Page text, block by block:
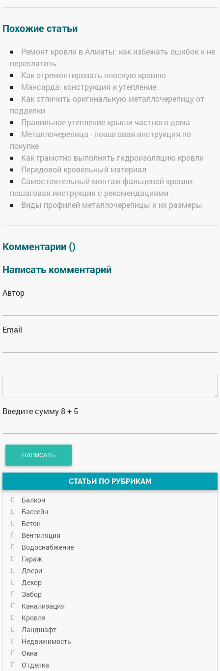
Похожие статьи
Ремонт кровли в Алматы: как избежать ошибок и не
переплатить
Как отремонтировать плоскую кровлю
Мансарда: конструкция и утепление
Как отличить оригинальную металлочерепицу от
подделки
Правильное утепление крыши частного дома
Металлочерепица - пошаговая инструкция по
покупке
Как грамотно выполнить гидроизоляцию кровли
Передовой кровельный материал
Самостоятельный монтаж фальцевой кровли:
пошаговая инструкция с рекомендациями
Виды профилей металлочерепицы и их размеры
Комментарии ()
Написать комментарий
Автор
Email
Введите сумму 8 + 5
СТАТЬИ ПО РУБРИКАМ
Балкон
Бассейн
Бетон
Вентиляция
Водоснабжение
Гараж
Двери
Декор
Забор
Канализация
Кровля
Ландшафт
Недвижимость
Окна
Отделка